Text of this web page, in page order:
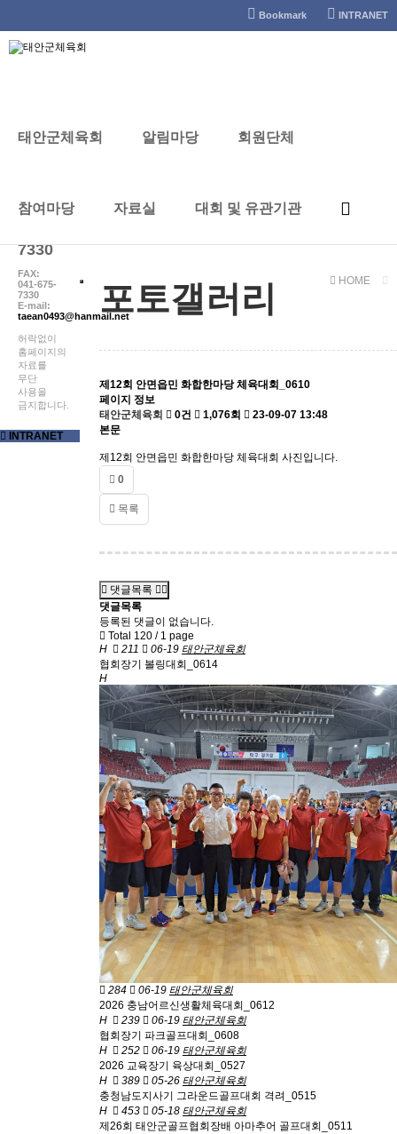
Bookmark INTRANET
태안군체육회 알림마당 회원단체
참여마당 자료실 대회 및 유관기관
포토갤러리
포토갤러리 HOME
제12회 안면읍민 화합한마당 체육대회_0610
페이지 정보
태안군체육회
0건 1,076회
23-09-07 13:48
본문
제12회 안면읍민 화합한마당 체육대회 사진입니다.
0
목록
댓글목록
댓글목록
등록된 댓글이 없습니다.
Total 120 /1 page
H
211 06-19 태안군체육회
협회장기 볼링대회_0614
H
284 06-19 태안군체육회
2026 충남어르신생활체육대회_0612
H
239 06-19 태안군체육회
협회장기 파크골프대회_0608
H
252 06-19 태안군체육회
2026 교육장기 육상대회_0527
H
389 05-26 태안군체육회
충청남도지사기 그라운드골프대회 격려_0515
H
453 05-18 태안군체육회
제26회 태안군골프협회장배 아마추어 골프대회_0511
041-
7330
FAX:
041-675-
7330
E-mail:
taean0493@hanmail.net
허락없이
홈페이지의
자료를
무단
사용을
금지합니다.
INTRANET